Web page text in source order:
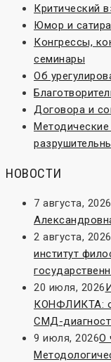
Критический
Юмор и сатира
Конгрессы,
семинары
Об
Договора и
НОВОСТИ
7 августа, 2026
2 августа, 2026
институт
20 июля, 2026
КОНФЛИКТА:
СМД-
9 июля, 2026О